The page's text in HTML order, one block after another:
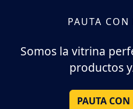
PAUTA CON
Somos la vitrina
productos
PAUTA